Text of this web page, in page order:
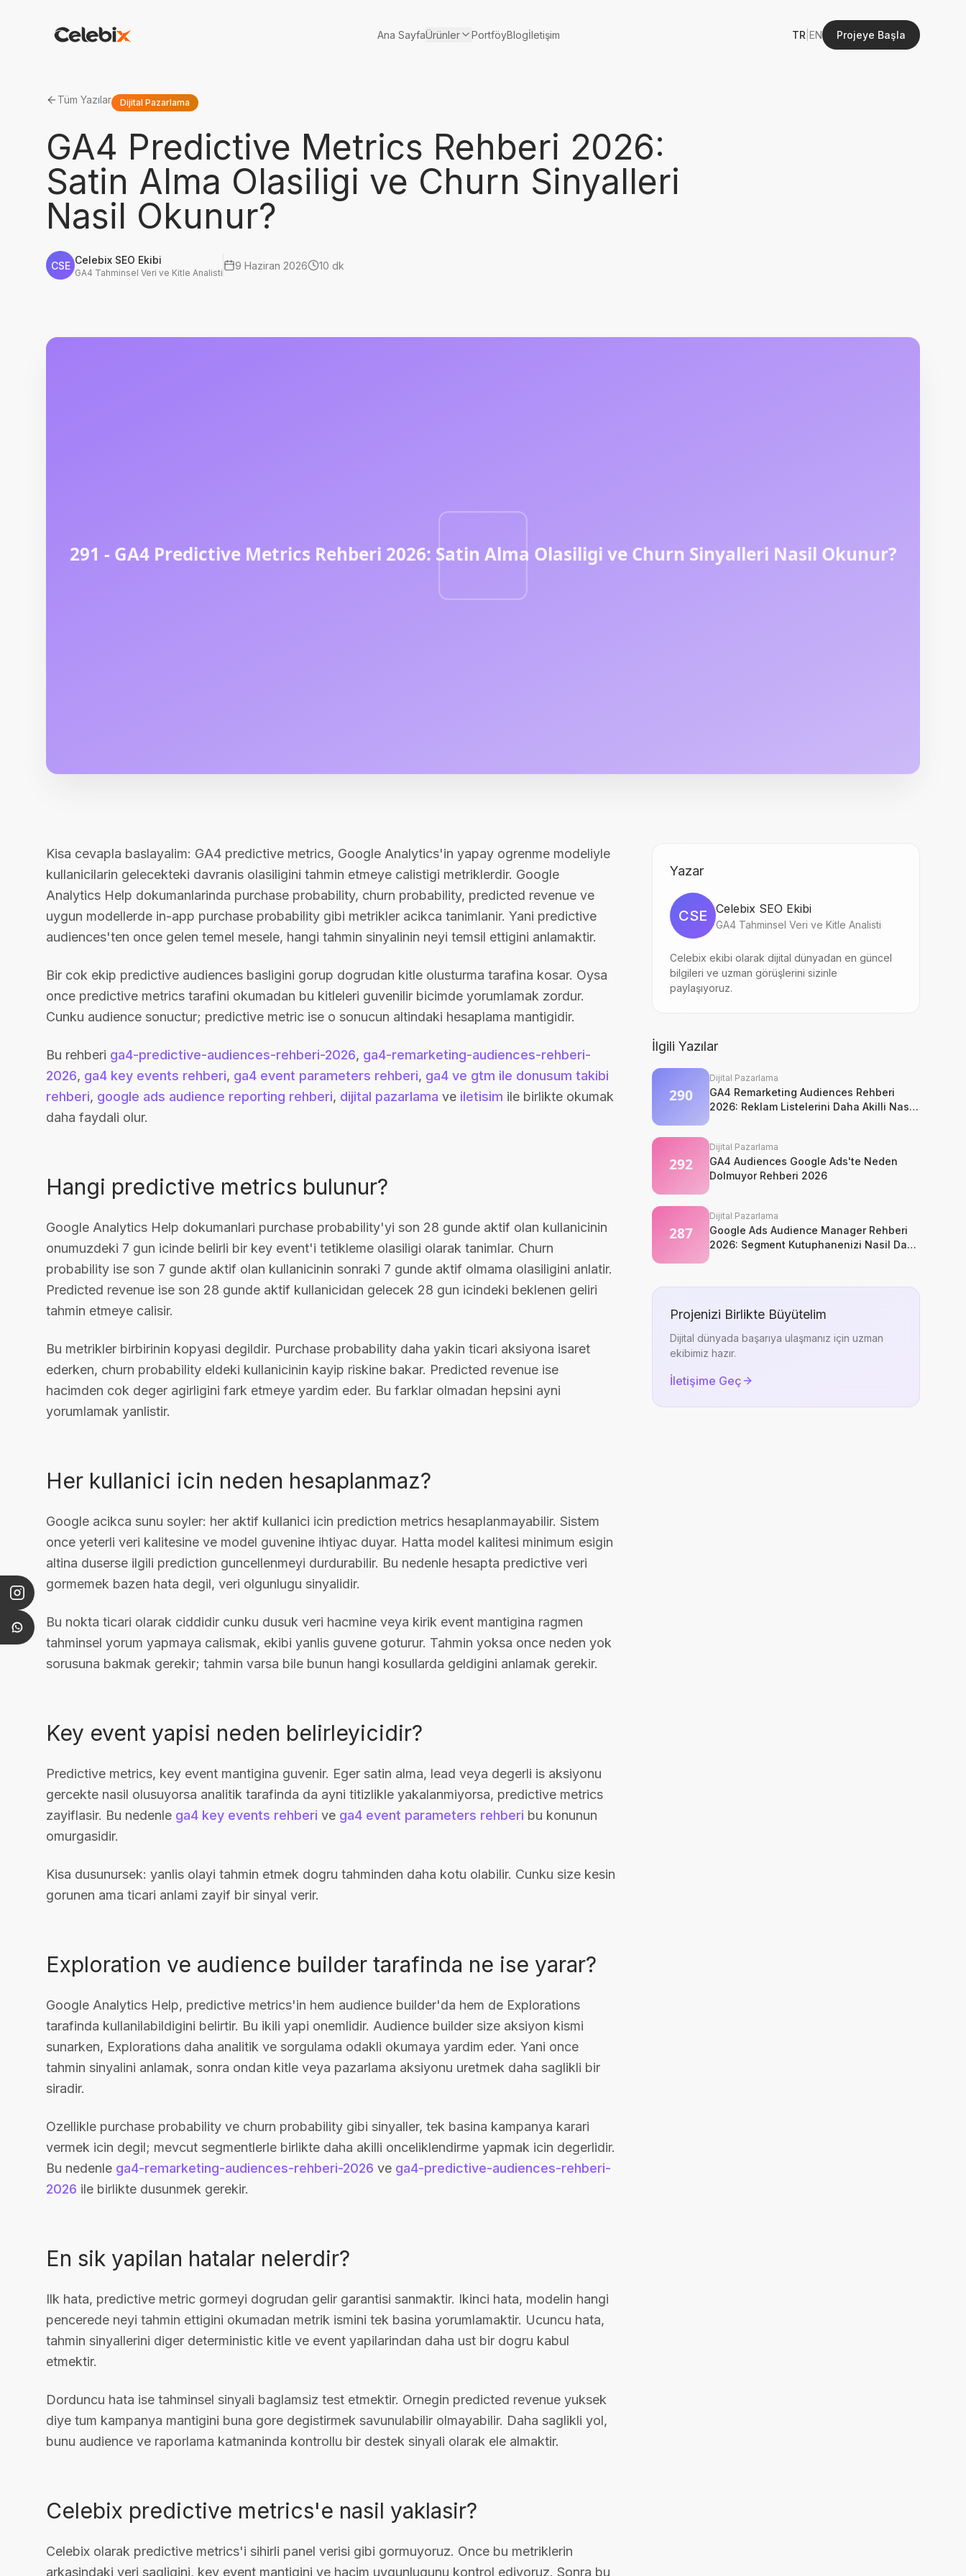
Ana SayfaÜrünler PortföyBlogİletişim TR EN Projeye Başla
Tüm Yazılar Dijital Pazarlama
GA4 Predictive Metrics Rehberi 2026:
Satin Alma Olasiligi ve Churn Sinyalleri
Nasil Okunur?
CSE Celebix SEO Ekibi
GA4 Tahminsel Veri ve Kitle Analisti
9 Haziran 2026 10 dk
Kisa cevapla baslayalim: GA4 predictive metrics, Google Analytics'in yapay ogrenme modeliyle
kullanicilarin gelecekteki davranis olasiligini tahmin etmeye calistigi metriklerdir. Google
Analytics Help dokumanlarinda purchase probability, churn probability, predicted revenue ve
uygun modellerde in-app purchase probability gibi metrikler acikca tanimlanir. Yani predictive
audiences'ten once gelen temel mesele, hangi tahmin sinyalinin neyi temsil ettigini anlamaktir.
Bir cok ekip predictive audiences basligini gorup dogrudan kitle olusturma tarafina kosar. Oysa
once predictive metrics tarafini okumadan bu kitleleri guvenilir bicimde yorumlamak zordur.
Cunku audience sonuctur; predictive metric ise o sonucun altindaki hesaplama mantigidir.
Bu rehberi ga4-predictive-audiences-rehberi-2026, ga4-remarketing-audiences-rehberi-
2026, ga4 key events rehberi, ga4 event parameters rehberi, ga4 ve gtm ile donusum takibi
rehberi, google ads audience reporting rehberi, dijital pazarlama ve iletisim ile birlikte okumak
daha faydali olur.
Hangi predictive metrics bulunur?
Google Analytics Help dokumanlari purchase probability'yi son 28 gunde aktif olan kullanicinin
onumuzdeki 7 gun icinde belirli bir key event'i tetikleme olasiligi olarak tanimlar. Churn
probability ise son 7 gunde aktif olan kullanicinin sonraki 7 gunde aktif olmama olasiligini anlatir.
Predicted revenue ise son 28 gunde aktif kullanicidan gelecek 28 gun icindeki beklenen geliri
tahmin etmeye calisir.
Bu metrikler birbirinin kopyasi degildir. Purchase probability daha yakin ticari aksiyona isaret
ederken, churn probability eldeki kullanicinin kayip riskine bakar. Predicted revenue ise
hacimden cok deger agirligini fark etmeye yardim eder. Bu farklar olmadan hepsini ayni
yorumlamak yanlistir.
Her kullanici icin neden hesaplanmaz?
Google acikca sunu soyler: her aktif kullanici icin prediction metrics hesaplanmayabilir. Sistem
once yeterli veri kalitesine ve model guvenine ihtiyac duyar. Hatta model kalitesi minimum esigin
altina duserse ilgili prediction guncellenmeyi durdurabilir. Bu nedenle hesapta predictive veri
gormemek bazen hata degil, veri olgunlugu sinyalidir.
Bu nokta ticari olarak ciddidir cunku dusuk veri hacmine veya kirik event mantigina ragmen
tahminsel yorum yapmaya calismak, ekibi yanlis guvene goturur. Tahmin yoksa once neden yok
sorusuna bakmak gerekir; tahmin varsa bile bunun hangi kosullarda geldigini anlamak gerekir.
Key event yapisi neden belirleyicidir?
Predictive metrics, key event mantigina guvenir. Eger satin alma, lead veya degerli is aksiyonu
gercekte nasil olusuyorsa analitik tarafinda da ayni titizlikle yakalanmiyorsa, predictive metrics
zayiflasir. Bu nedenle ga4 key events rehberi ve ga4 event parameters rehberi bu konunun
omurgasidir.
Kisa dusunursek: yanlis olayi tahmin etmek dogru tahminden daha kotu olabilir. Cunku size kesin
gorunen ama ticari anlami zayif bir sinyal verir.
Exploration ve audience builder tarafinda ne ise yarar?
Google Analytics Help, predictive metrics'in hem audience builder'da hem de Explorations
tarafinda kullanilabildigini belirtir. Bu ikili yapi onemlidir. Audience builder size aksiyon kismi
sunarken, Explorations daha analitik ve sorgulama odakli okumaya yardim eder. Yani once
tahmin sinyalini anlamak, sonra ondan kitle veya pazarlama aksiyonu uretmek daha saglikli bir
siradir.
Ozellikle purchase probability ve churn probability gibi sinyaller, tek basina kampanya karari
vermek icin degil; mevcut segmentlerle birlikte daha akilli onceliklendirme yapmak icin degerlidir.
Bu nedenle ga4-remarketing-audiences-rehberi-2026 ve ga4-predictive-audiences-rehberi-
2026 ile birlikte dusunmek gerekir.
En sik yapilan hatalar nelerdir?
Ilk hata, predictive metric gormeyi dogrudan gelir garantisi sanmaktir. Ikinci hata, modelin hangi
pencerede neyi tahmin ettigini okumadan metrik ismini tek basina yorumlamaktir. Ucuncu hata,
tahmin sinyallerini diger deterministic kitle ve event yapilarindan daha ust bir dogru kabul
etmektir.
Dorduncu hata ise tahminsel sinyali baglamsiz test etmektir. Ornegin predicted revenue yuksek
diye tum kampanya mantigini buna gore degistirmek savunulabilir olmayabilir. Daha saglikli yol,
bunu audience ve raporlama katmaninda kontrollu bir destek sinyali olarak ele almaktir.
Celebix predictive metrics'e nasil yaklasir?
Celebix olarak predictive metrics'i sihirli panel verisi gibi gormuyoruz. Once bu metriklerin
arkasindaki veri sagligini, key event mantigini ve hacim uygunlugunu kontrol ediyoruz. Sonra bu
Yazar
CSE Celebix SEO Ekibi
GA4 Tahminsel Veri ve Kitle Analisti
Celebix ekibi olarak dijital dünyadan en güncel
bilgileri ve uzman görüşlerini sizinle
paylaşıyoruz.
İlgili Yazılar
Dijital Pazarlama
GA4 Remarketing Audiences Rehberi
2026: Reklam Listelerini Daha Akilli Nasil
Kurarsiniz?
Dijital Pazarlama
GA4 Audiences Google Ads'te Neden
Dolmuyor Rehberi 2026
Dijital Pazarlama
Google Ads Audience Manager Rehberi
2026: Segment Kutuphanenizi Nasil Daha
Temiz ve Kullanilabilir Tutarsiniz?
Projenizi Birlikte Büyütelim
Dijital dünyada başarıya ulaşmanız için uzman
ekibimiz hazır.
İletişime Geç